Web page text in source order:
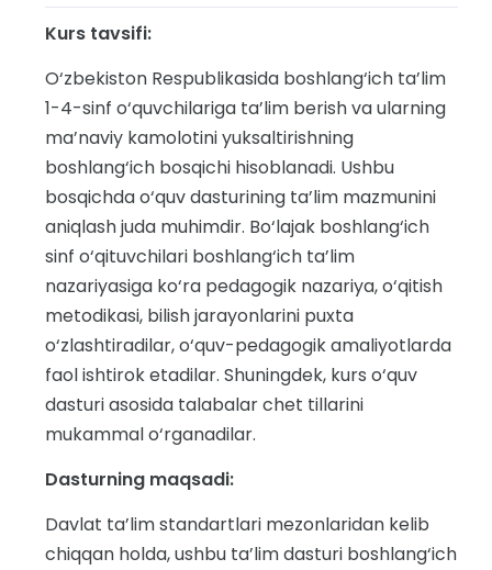
Kurs tavsifi:
O‘zbekiston Respublikasida boshlang‘ich ta’lim
1-4-sinf o‘quvchilariga ta’lim berish va ularning
ma’naviy kamolotini yuksaltirishning
boshlang‘ich bosqichi hisoblanadi. Ushbu
bosqichda o‘quv dasturining ta’lim mazmunini
aniqlash juda muhimdir. Bo‘lajak boshlang‘ich
sinf o‘qituvchilari boshlang‘ich ta’lim
nazariyasiga ko‘ra pedagogik nazariya, o‘qitish
metodikasi, bilish jarayonlarini puxta
o‘zlashtiradilar, o‘quv-pedagogik amaliyotlarda
faol ishtirok etadilar. Shuningdek, kurs o‘quv
dasturi asosida talabalar chet tillarini
mukammal o‘rganadilar.
Dasturning maqsadi:
Davlat ta’lim standartlari mezonlaridan kelib
chiqqan holda, ushbu ta’lim dasturi boshlang‘ich